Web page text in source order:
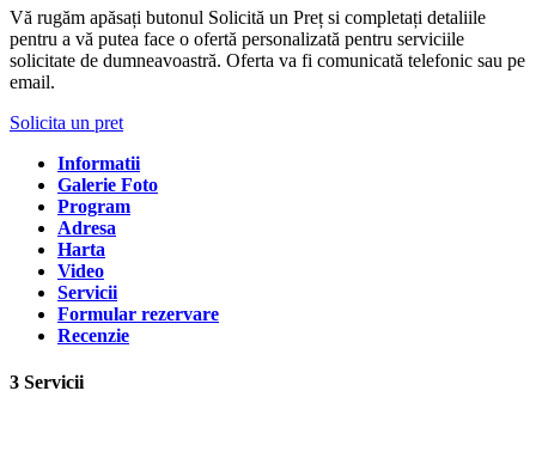
Vă rugăm apăsați butonul Solicită un Preț si completați detaliile
pentru a vă putea face o ofertă personalizată pentru serviciile
solicitate de dumneavoastră. Oferta va fi comunicată telefonic sau pe
email.
Solicita un pret
Informatii
Galerie Foto
Program
Adresa
Harta
Video
Servicii
Formular rezervare
Recenzie
3 Servicii